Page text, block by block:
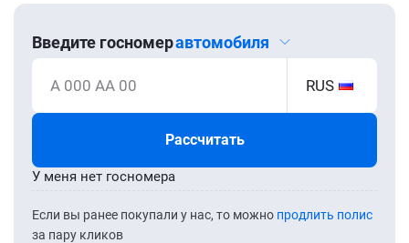
Введите госномеравтомобиля
А 000 АА 00 RUS
Рассчитать
Если вы ранее покупали у нас, то можно продлить полис
за пару кликов
У меня нет госномера